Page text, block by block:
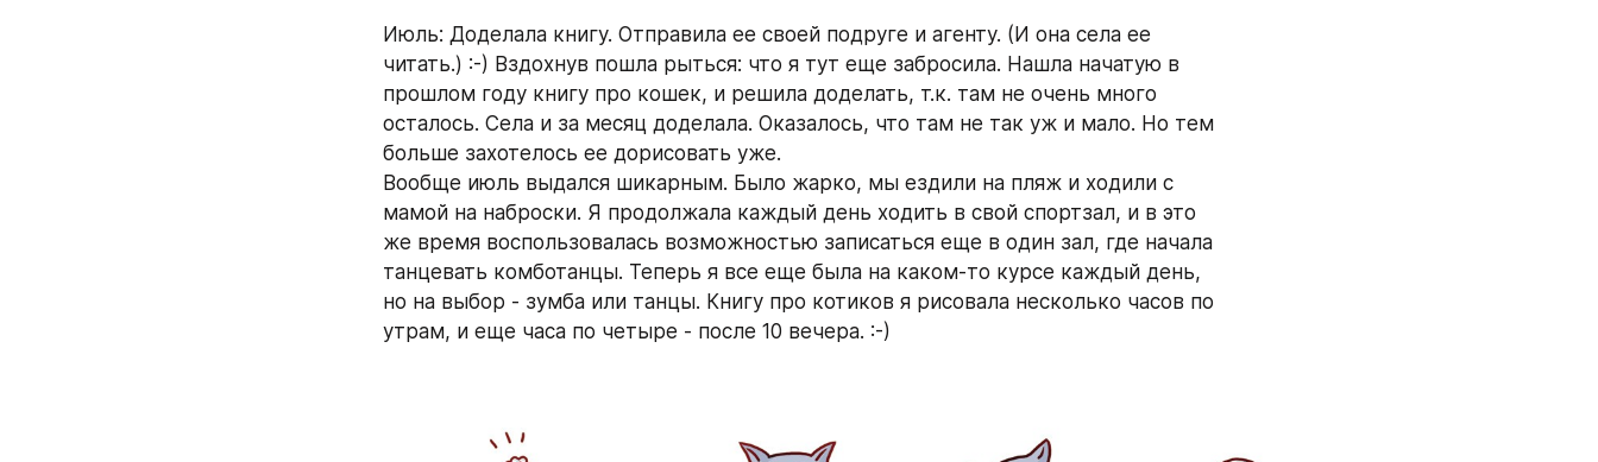
Июль: Доделала книгу. Отправила ее своей подруге и агенту. (И она села ее
читать.) :-) Вздохнув пошла рыться: что я тут еще забросила. Нашла начатую в
прошлом году книгу про кошек, и решила доделать, т.к. там не очень много
осталось. Села и за месяц доделала. Оказалось, что там не так уж и мало. Но тем
больше захотелось ее дорисовать уже.
Вообще июль выдался шикарным. Было жарко, мы ездили на пляж и ходили с
мамой на наброски. Я продолжала каждый день ходить в свой спортзал, и в это
же время воспользовалась возможностью записаться еще в один зал, где начала
танцевать комботанцы. Теперь я все еще была на каком-то курсе каждый день,
но на выбор - зумба или танцы. Книгу про котиков я рисовала несколько часов по
утрам, и еще часа по четыре - после 10 вечера. :-)